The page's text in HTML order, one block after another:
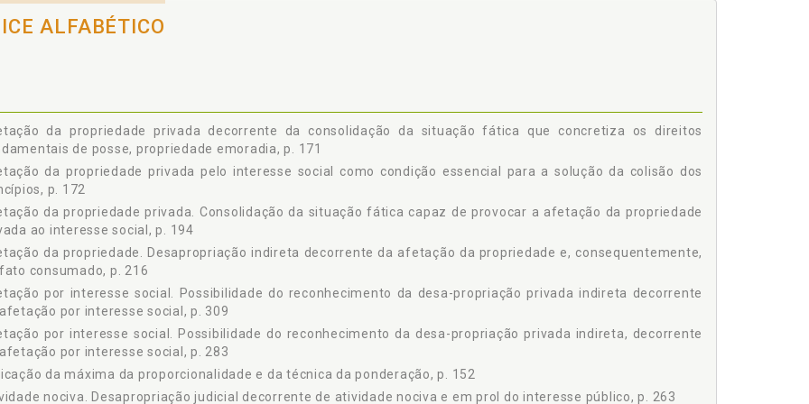
A Desapropriação Indireta Decorrente da Afetação da Propriedade e, Consequentemente, do Fato Consumado, p. 216
4 A DESAPROPRIAÇÃO JUDICIAL PRIVADA INSTITUÍDA EM PROL DA CONCRETUDE DA FUNÇÃO SOCIOAMBIENTAL, p.
A Desapropriação Privada Decorrente da Relativização do Princípio do Accessio Cedit Principali, p. 255
A Desapropriação Judicial Decorrente de Atividade Nociva e em prol do Interesse Público, p. 263
As Desapropriações Judiciais Privadas como Instrumentos para a Concretude de Direitos Fundamentais, p. 275
5 A POSSIBILIDADE DO RECONHECIMENTO DA DESAPROPRIAÇÃO PRIVADA INDIRETA, DECORRENTE DA AFETAÇÃO
SOCIAL, p. 283
Reapresentação do Problema, p. 283
A Singularidade dos Conflitos Expostos nos Julgados Envolvendo a Colisão dos Direitos Fundamentais de Posse,
e Moradia, p. 287
As Circunstâncias Fáticas e Jurídicas que Identificam Critérios Mínimos para a Desapropriação Privada Indireta, p. 304
A Possibilidade do Reconhecimento da Desapropriação Privada Indireta Decorrente da Afetação por Interesse Social, p.
FINAIS, p. 327
p. 331
ALFABÉTICO
da propriedade privada decorrente da consolidação da situação fática que concretiza os direitos
de posse, propriedade emoradia, p. 171
da propriedade privada pelo interesse social como condição essencial para a solução da colisão dos
p. 172
da propriedade privada. Consolidação da situação fática capaz de provocar a afetação da propriedade
ao interesse social, p. 194
da propriedade. Desapropriação indireta decorrente da afetação da propriedade e, consequentemente,
consumado, p. 216
por interesse social. Possibilidade do reconhecimento da desa-propriação privada indireta decorrente
por interesse social, p. 309
por interesse social. Possibilidade do reconhecimento da desa-propriação privada indireta, decorrente
por interesse social, p. 283
da máxima da proporcionalidade e da técnica da ponderação, p. 152
nociva. Desapropriação judicial decorrente de atividade nociva e em prol do interesse público, p. 263